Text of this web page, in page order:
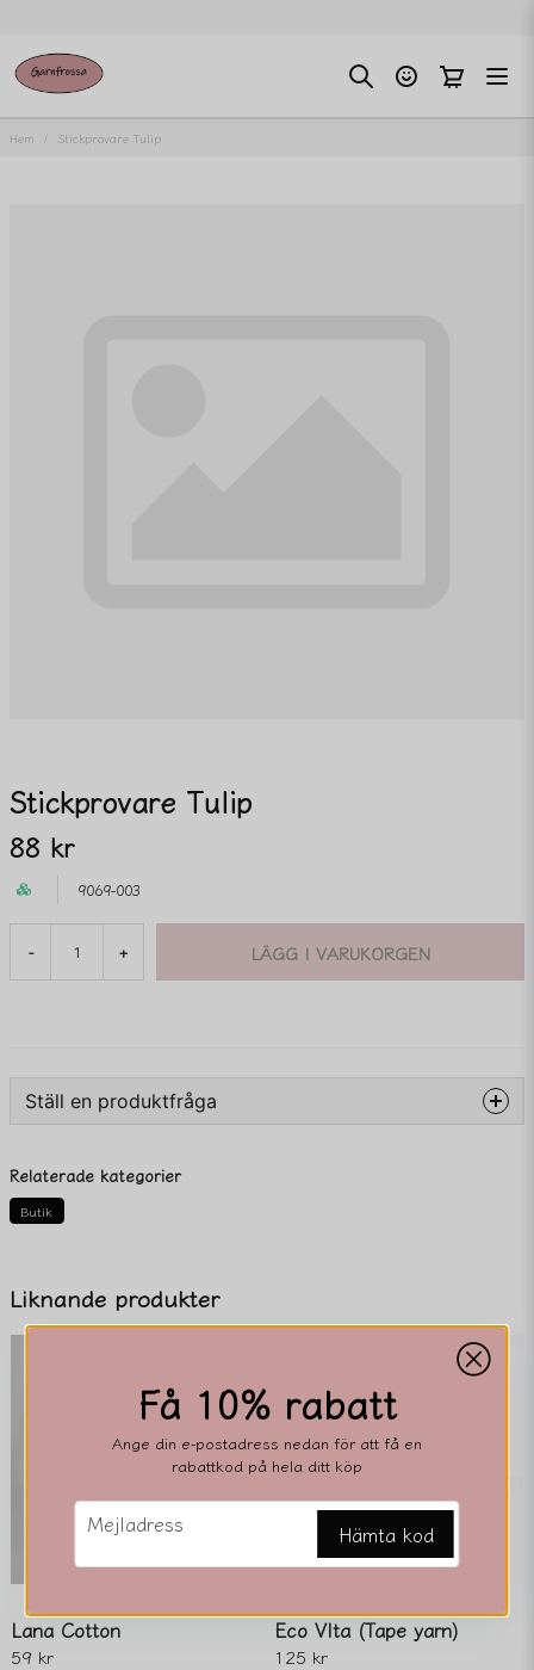
Hem Stickprovare Tulip
Stickprovare Tulip
88 kr
9069-003
- + LÄGG I VARUKORGEN
Liknande produkter
Lana Cotton
59 kr
Eco VIta (Tape yarn)
125 kr
Ställ en produktfråga
Fråga oss något om denna produkten...
Namn
Ja, ni får publicera min fråga
Relaterade kategorier
Butik
Få 10% rabatt
Ange din e-postadress nedan för att få en
rabattkod på hela ditt köp
email
Mejladress Hämta kod